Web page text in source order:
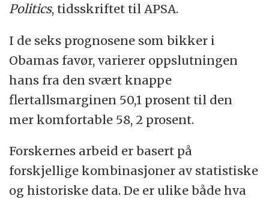
Politics, tidsskriftet til APSA.
I de seks prognosene som bikker i
Obamas favør, varierer oppslutningen
hans fra den svært knappe
flertallsmarginen 50,1 prosent til den
mer komfortable 58, 2 prosent.
Forskernes arbeid er basert på
forskjellige kombinasjoner av statistiske
og historiske data. De er ulike både hva